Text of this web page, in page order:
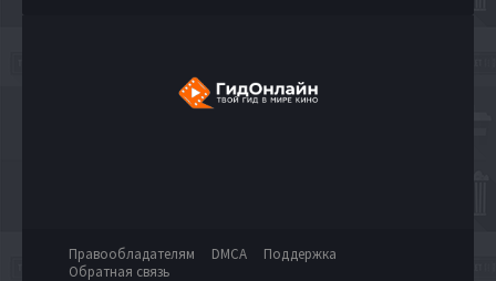
Правообладателям DMCA
Поддержка
Обратная связь